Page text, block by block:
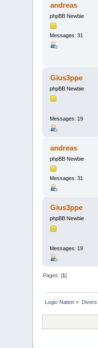
andreas
phpBB Newbie
Messages: 31
Gius3ppe
phpBB Newbie
Messages: 19
andreas
phpBB Newbie
Messages: 31
Gius3ppe
phpBB Newbie
Messages: 19
Pages: [1]
Logic-Nation » Divers